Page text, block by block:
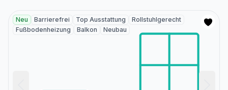
Neu Barrierefrei Top Ausstattung
Rollstuhlgerecht
Fußbodenheizung
Balkon Neubau